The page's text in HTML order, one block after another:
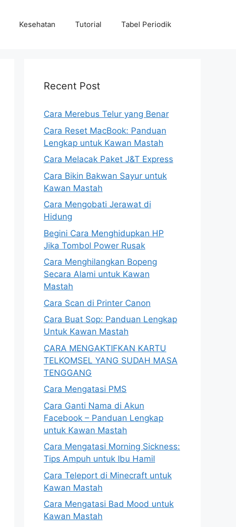
Kesehatan Tutorial Tabel Periodik
Recent Post
Cara Merebus Telur yang Benar
Cara Reset MacBook: Panduan
Lengkap untuk Kawan Mastah
Cara Melacak Paket J&T Express
Cara Bikin Bakwan Sayur untuk
Kawan Mastah
Cara Mengobati Jerawat di
Hidung
Begini Cara Menghidupkan HP
Jika Tombol Power Rusak
Cara Menghilangkan Bopeng
Secara Alami untuk Kawan
Mastah
Cara Scan di Printer Canon
Cara Buat Sop: Panduan Lengkap
Untuk Kawan Mastah
CARA MENGAKTIFKAN KARTU
TELKOMSEL YANG SUDAH MASA
TENGGANG
Cara Mengatasi PMS
Cara Ganti Nama di Akun
Facebook – Panduan Lengkap
untuk Kawan Mastah
Cara Mengatasi Morning Sickness:
Tips Ampuh untuk Ibu Hamil
Cara Teleport di Minecraft untuk
Kawan Mastah
Cara Mengatasi Bad Mood untuk
Kawan Mastah